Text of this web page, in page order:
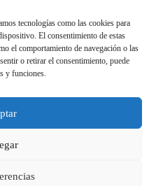
tecnologías como las cookies para
El consentimiento de estas
el comportamiento de navegación o las
o retirar el consentimiento, puede
y funciones.
- Hostelecan © 2026